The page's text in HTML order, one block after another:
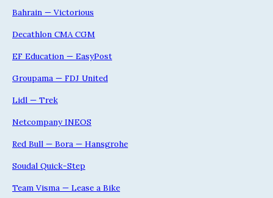
Bahrain — Victorious
Decathlon CMA CGM
EF Education — EasyPost
Groupama — FDJ United
Lidl — Trek
Netcompany INEOS
Red Bull — Bora — Hansgrohe
Soudal Quick-Step
Team Visma — Lease a Bike